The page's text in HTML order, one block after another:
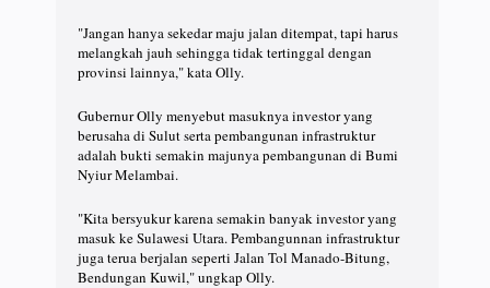
"Jangan hanya sekedar maju jalan ditempat, tapi harus
melangkah jauh sehingga tidak tertinggal dengan
provinsi lainnya," kata Olly.
Gubernur Olly menyebut masuknya investor yang
berusaha di Sulut serta pembangunan infrastruktur
adalah bukti semakin majunya pembangunan di Bumi
Nyiur Melambai.
"Kita bersyukur karena semakin banyak investor yang
masuk ke Sulawesi Utara. Pembangunnan infrastruktur
juga terua berjalan seperti Jalan Tol Manado-Bitung,
Bendungan Kuwil," ungkap Olly.